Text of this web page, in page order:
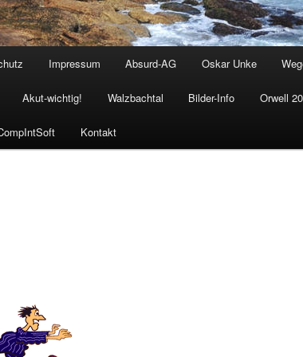
Impressum Absurd-AG Oskar Unke
Akut-wichtig! Walzbachtal Bilder-Info Orwell
Kontakt